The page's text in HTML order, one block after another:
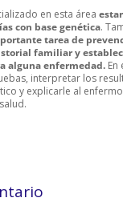
en esta área
con base genética.
tarea de
familiar y
alguna enfermedad.En
interpretar los
y explicarle al